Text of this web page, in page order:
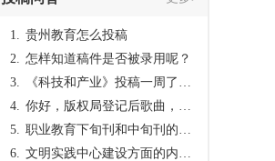
1. 贵州教育怎么投稿
2. 怎样知道稿件是否被录用呢？
3.
《科技和产业》投稿一周了仍是“已发回执”状态，这是什么意思？什么时候外审？
4. 你好，版权局登记后歌曲，这里能否发表
5. 职业教育下旬刊和中旬刊的国内刊号一样，他们有什么区别，两本刊物都是真的吗？
6. 文明实践中心建设方面的内容适合那种期刊